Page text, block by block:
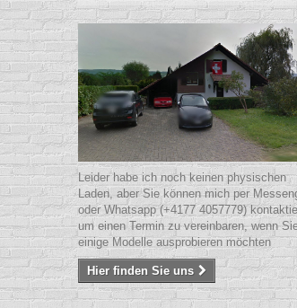
Leider habe ich noch keinen physischen
Laden, aber Sie können mich per
oder Whatsapp (+4177 4057779)
um einen Termin zu vereinbaren, wenn
einige Modelle ausprobieren möchten
Hier finden Sie uns